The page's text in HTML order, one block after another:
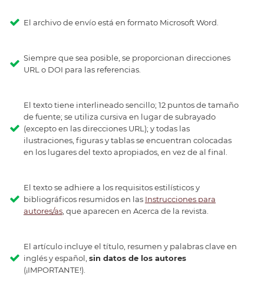
El archivo de envío está en formato Microsoft Word.
Siempre que sea posible, se proporcionan direcciones
URL o DOI para las referencias.
El texto tiene interlineado sencillo; 12 puntos de tamaño
de fuente; se utiliza cursiva en lugar de subrayado
(excepto en las direcciones URL); y todas las
ilustraciones, figuras y tablas se encuentran colocadas
en los lugares del texto apropiados, en vez de al final.
El texto se adhiere a los requisitos estilísticos y
bibliográficos resumidos en las Instrucciones para
autores/as, que aparecen en Acerca de la revista.
El artículo incluye el título, resumen y palabras clave en
inglés y español, sin datos de los autores
(¡IMPORTANTE!).